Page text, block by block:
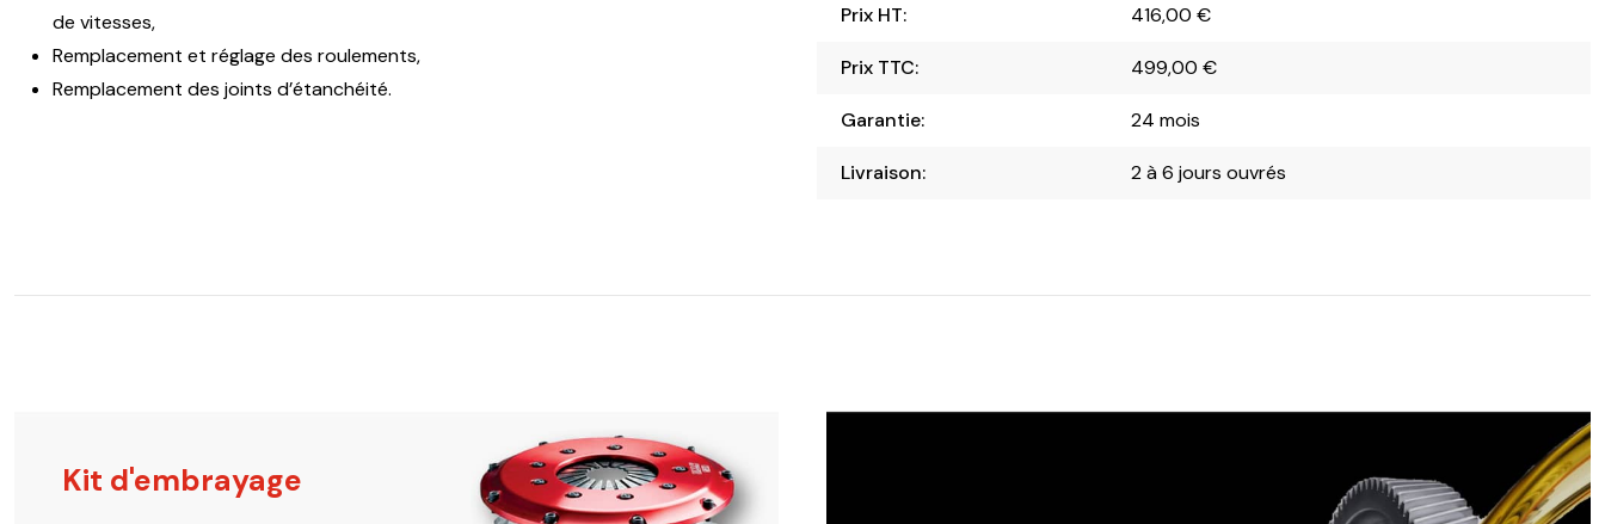
de vitesses,
Remplacement et réglage des roulements,
Remplacement des joints d’étanchéité.
Prix HT: 416,00€
Prix TTC: 499,00€
Garantie: 24 mois
Livraison: 2 à 6 jours ouvrés
Kit d'embrayage